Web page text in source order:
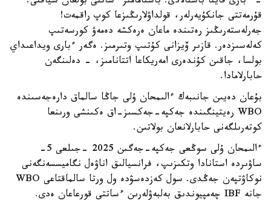
قۇرمەتتى جانكۇيەرلەر، قولداۋلارىڭىزعا كوپ راقمەت!
جەرلەستەرىڭىز رەتىندە ماعان ەرەكشە دەمەۋ كورسەتىپ
كەلەسىزدەر. قازىر ۆيزانى كۇتىپ وتىرمىز. ەگەر ءبارى ويداعىداي
بولسا، جاقىن كۇندەرى امەريكاعا اتتانامىز، - دەلىنگەن
حابارلامادا.
بۇعان دەيىن جانىبەك ءالىمحان ۇلى جاڭا سالماق دارەجەسىندە
WBO رەيتينگىندە جەكپە-جەكسىز-اق ەكىنشى ورىنعا
كوتەرىلگەنى حابارلانعان بولاتىن.
ءالىمحان ۇلى سوڭعى جەكپە-جەگىن 2025 -جىلعى 5-
ساۋىردە استانادا وتكىزىپ، فرانسيالىق اناۋەل نگاميسسەنگەنى
نوكاۋتپەن جەڭدى. سول كەزدەسۋدە ول ورتا سالماقتاعى WBO
جانە IBF چەمپيوندىق بەلبەۋلەرىن ءساتتى قورعاعان ەدى.